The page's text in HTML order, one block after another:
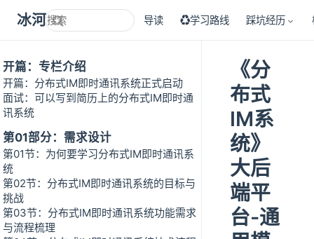
冰河技术 导读 ♻学习路线 踩坑经历
开篇：专栏介绍
开篇：分布式IM即时通讯系统正式启动
面试：可以写到简历上的分布式IM即时通
讯系统
第01部分：需求设计
第01节：为何要学习分布式IM即时通讯系
统
第02节：分布式IM即时通讯系统的目标与
挑战
第03节：分布式IM即时通讯系统功能需求
与流程梳理
《分
布式
IM系
统》
大后
端平
台-通